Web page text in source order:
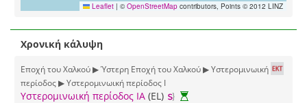
Leaflet | © OpenStreetMap contributors, Points © 2012 LINZ
Χρονική κάλυψη
Εποχή του Χαλκού ▶ Ύστερη Εποχή του Χαλκού ▶ Υστερομινωική
περίοδος ▶ Υστερομινωική περίοδος Ι
Υστερομινωική περίοδος ΙΑ (EL)